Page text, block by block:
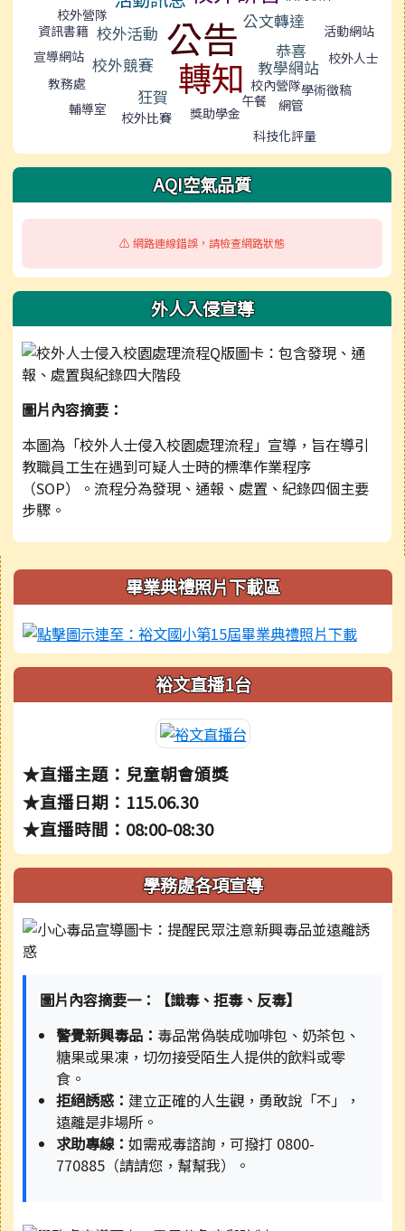
資訊書籍
校外營隊
校外活動 公告 公文轉達
活動網站
宣導網站 校外競賽 轉知
教務處
教學網站
恭喜 校外人士
輔導室
狂賀 午餐
校內營隊學術徵稿
校外比賽
獎助學金
網管
科技化評量
AQI空氣品質
⚠️ 網路連線錯誤，請檢查網路狀態
外人入侵宣導
圖片內容摘要：
本圖為「校外人士侵入校園處理流程」宣導，旨在導引
教職員工生在遇到可疑人士時的標準作業程序
（SOP）。流程分為發現、通報、處置、紀錄四個主要
步驟。
右邊區域內容畢業典禮照片下載區
裕文直播1台
★直播主題：兒童朝會頒獎
★直播日期：115.06.30
★直播時間：08:00-08:30
學務處各項宣導
圖片內容摘要一：【識毒、拒毒、反毒】
警覺新興毒品： 毒品常偽裝成咖啡包、奶茶包、
糖果或果凍，切勿接受陌生人提供的飲料或零
食。
拒絕誘惑： 建立正確的人生觀，勇敢說「不」，
遠離是非場所。
求助專線：如需戒毒諮詢，可撥打 0800-
770885（請請您，幫幫我）。